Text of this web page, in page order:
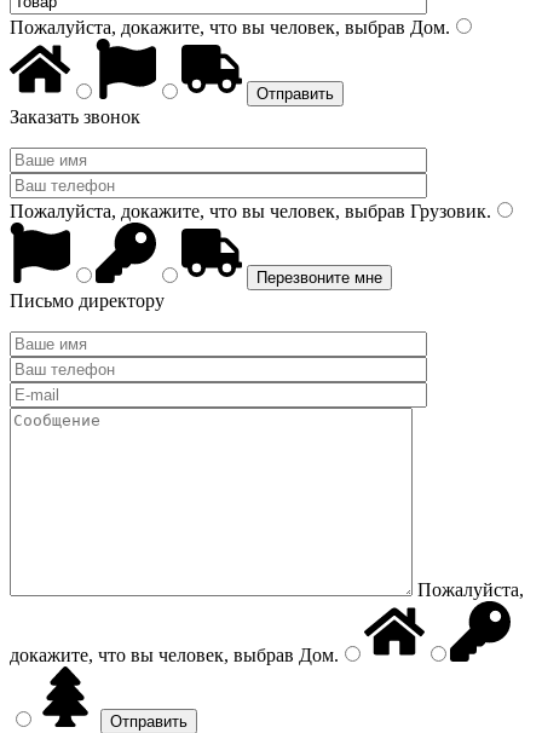
Пожалуйста, докажите, что вы человек, выбрав Дом.
Заказать звонок
Пожалуйста, докажите, что вы человек, выбрав Грузовик.
Письмо директору
Пожалуйста,
докажите, что вы человек, выбрав Дом.